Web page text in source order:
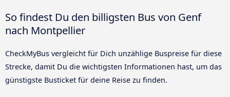
So findest Du den billigsten Bus von Genf
nach Montpellier
CheckMyBus vergleicht für Dich unzählige Buspreise für diese
Strecke, damit Du die wichtigsten Informationen hast, um das
günstigste Busticket für deine Reise zu finden.